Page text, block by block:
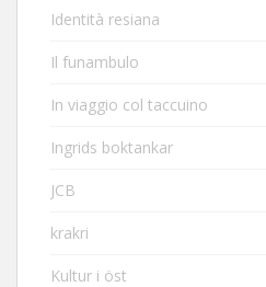
Identità resiana
Il funambulo
In viaggio col taccuino
Ingrids boktankar
JCB
krakri
Kultur i öst